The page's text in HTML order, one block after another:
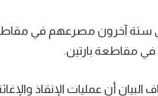
ستة آخرون مصرعهم في
في مقاطعة بارتين.
البيان أن عمليات الإنقاذ